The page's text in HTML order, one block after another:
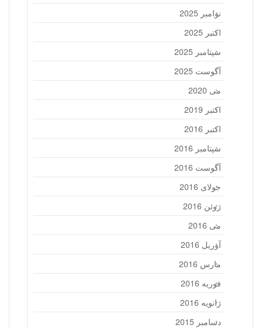
نوامبر 2025
اکتبر 2025
سپتامبر 2025
آگوست 2025
می 2020
اکتبر 2019
اکتبر 2016
سپتامبر 2016
آگوست 2016
جولای 2016
ژوئن 2016
می 2016
آوریل 2016
مارس 2016
فوریه 2016
ژانویه 2016
دسامبر 2015